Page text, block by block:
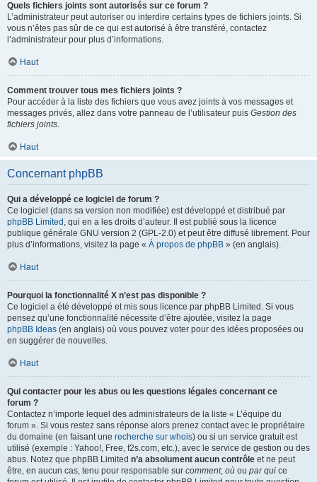
Quels fichiers joints sont autorisés sur ce forum ?
L’administrateur peut autoriser ou interdire certains types de fichiers joints. Si
vous n’êtes pas sûr de ce qui est autorisé à être transféré, contactez
l’administrateur pour plus d’informations.
Haut
Comment trouver tous mes fichiers joints ?
Pour accéder à la liste des fichiers que vous avez joints à vos messages et
messages privés, allez dans votre panneau de l’utilisateur puis Gestion des
fichiers joints.
Haut
Concernant phpBB
Qui a développé ce logiciel de forum ?
Ce logiciel (dans sa version non modifiée) est développé et distribué par
phpBB Limited , qui en a les droits d’auteur. Il est publié sous la licence
publique générale GNU version 2 (GPL-2.0) et peut être diffusé librement. Pour
plus d’informations, visitez la page « À propos de phpBB » (en anglais).
Haut
Pourquoi la fonctionnalité X n’est pas disponible ?
Ce logiciel a été développé et mis sous licence par phpBB Limited. Si vous
pensez qu’une fonctionnalité nécessite d’être ajoutée, visitez la page
phpBB Ideas (en anglais) où vous pouvez voter pour des idées proposées ou
en suggérer de nouvelles.
Haut
Qui contacter pour les abus ou les questions légales concernant ce
forum ?
Contactez n’importe lequel des administrateurs de la liste « L’équipe du
forum ». Si vous restez sans réponse alors prenez contact avec le propriétaire
du domaine (en faisant une recherche sur whois) ou si un service gratuit est
utilisé (exemple : Yahoo!, Free, f2s.com, etc.), avec le service de gestion ou des
abus. Notez que phpBB Limited n’a absolument aucun contrôle et ne peut
être, en aucun cas, tenu pour responsable sur comment, où ou par qui ce